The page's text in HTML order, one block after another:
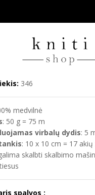
346
medvilnė
: 50 g = 75 m
virbalų dydis: 5
: 10 x 10 cm = 17 akių
skalbti skalbimo
spalvos :